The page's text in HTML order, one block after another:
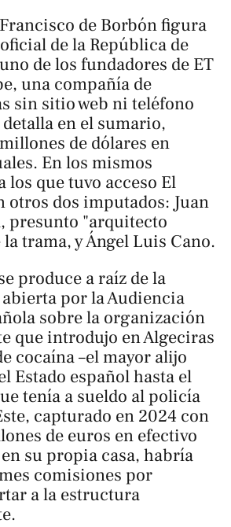
de Borbón figura
de la República de
de los fundadores de ET
una compañía de
sin sitio web ni teléfono
en el sumario,
de dólares en
En los mismos
los que tuvo acceso El
otros dos imputados: Juan
presunto "arquitecto
trama, y Ángel Luis Cano.
produce a raíz de la
por la Audiencia
sobre la organización
que introdujo en Algeciras
cocaína –el mayor alijo
Estado español hasta el
tenía a sueldo al policía
capturado en 2024 con
de euros en efectivo
su propia casa, habría
comisiones por
a la estructura